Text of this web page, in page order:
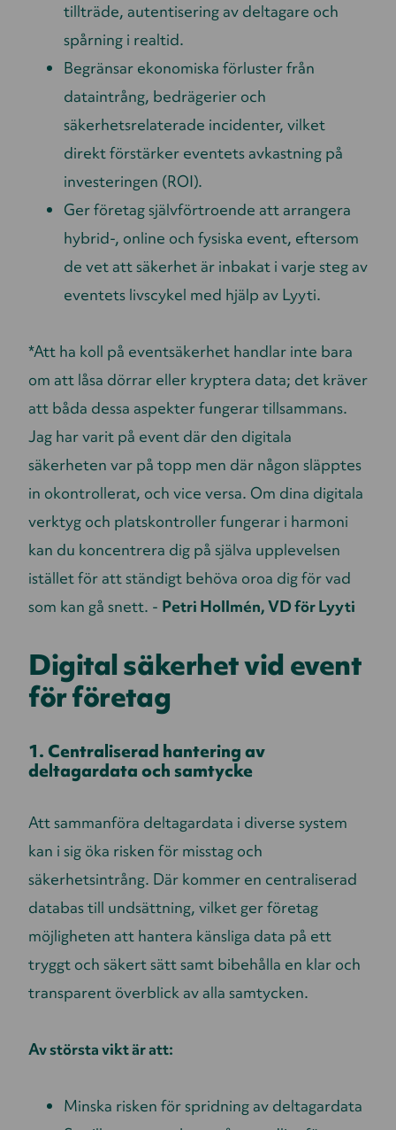
tillträde, autentisering av deltagare och
spårning i realtid.
Begränsar ekonomiska förluster från
dataintrång, bedrägerier och
säkerhetsrelaterade incidenter, vilket
direkt förstärker eventets avkastning på
investeringen (ROI).
Ger företag självförtroende att arrangera
hybrid-, online och fysiska event, eftersom
de vet att säkerhet är inbakat i varje steg av
eventets livscykel med hjälp av Lyyti.
*Att ha koll på eventsäkerhet handlar inte bara
om att låsa dörrar eller kryptera data; det kräver
att båda dessa aspekter fungerar tillsammans.
Jag har varit på event där den digitala
säkerheten var på topp men där någon släpptes
in okontrollerat, och vice versa. Om dina digitala
verktyg och platskontroller fungerar i harmoni
kan du koncentrera dig på själva upplevelsen
istället för att ständigt behöva oroa dig för vad
som kan gå snett. - Petri Hollmén, VD för Lyyti
Digital säkerhet vid event
för företag
1. Centraliserad hantering av
deltagardata och samtycke
Att sammanföra deltagardata i diverse system
kan i sig öka risken för misstag och
säkerhetsintrång. Där kommer en centraliserad
databas till undsättning, vilket ger företag
möjligheten att hantera känsliga data på ett
tryggt och säkert sätt samt bibehålla en klar och
transparent överblick av alla samtycken.
Av största vikt är att:
Minska risken för spridning av deltagardata